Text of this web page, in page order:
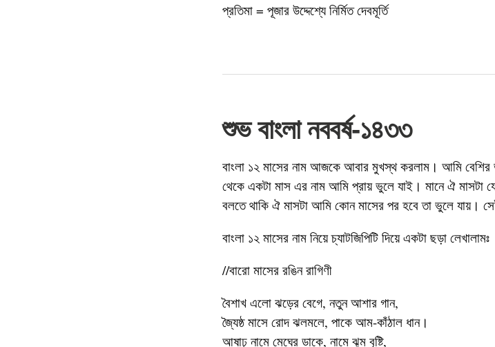
প্রতিমা = পূজার উদ্দেশ্যে নির্মিত দেবমূর্তি
শুভ বাংলা নববর্ষ-১৪৩৩
বাংলা ১২ মাসের নাম আজকে আবার মুখস্থ করলাম। আমি বেশির
থেকে একটা মাস এর নাম আমি প্রায় ভুলে যাই। মানে ঐ
বলতে থাকি ঐ মাসটা আমি কোন মাসের পর হবে তা ভুলে যায়।
বাংলা ১২ মাসের নাম নিয়ে চ্যাটজিপিটি দিয়ে একটা ছড়া লেখালামঃ
//বারো মাসের রঙিন রাগিণী
বৈশাখ এলো ঝড়ের বেগে, নতুন আশার গান,
জ্যৈষ্ঠ মাসে রোদ ঝলমলে, পাকে আম-কাঁঠাল ধান।
আষাঢ় নামে মেঘের ডাকে, নামে ঝুম বৃষ্টি,